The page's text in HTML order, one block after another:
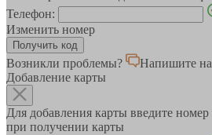
Телефон:
Изменить номер
Возникли проблемы?
Напишите
Добавление карты
Для добавления карты введите
при получении карты